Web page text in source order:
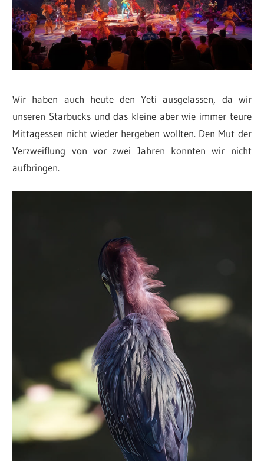
Wir haben auch heute den Yeti ausgelassen, da wir
unseren Starbucks und das kleine aber wie immer teure
Mittagessen nicht wieder hergeben wollten. Den Mut der
Verzweiflung von vor zwei Jahren konnten wir nicht
aufbringen.